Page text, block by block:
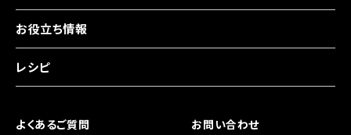
お役立ち情報
レシピ
よくあるご質問 お問い合わせ